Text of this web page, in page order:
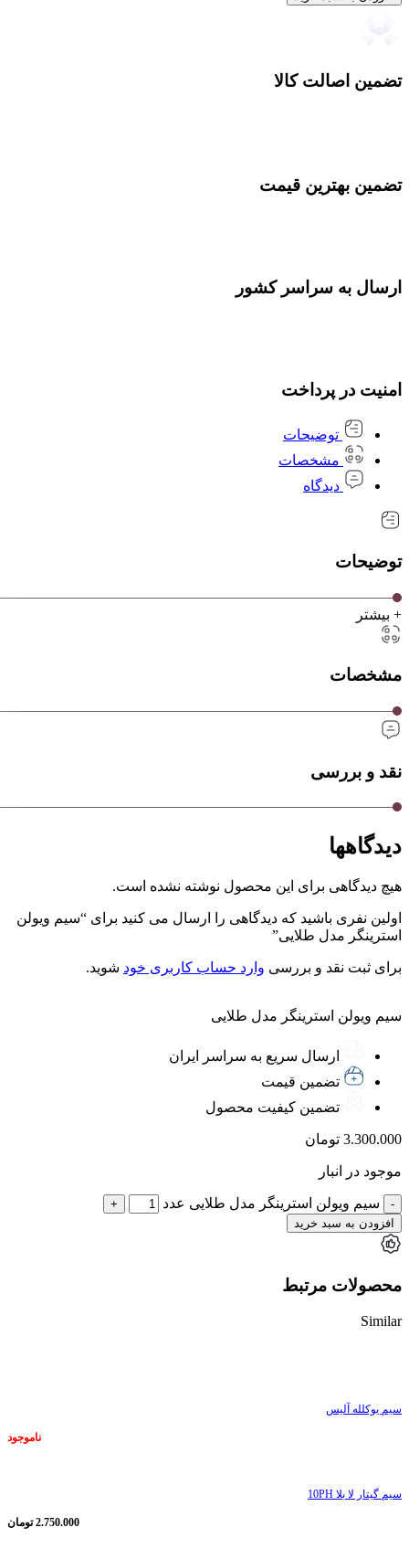
تضمین اصالت کالا
تضمین بهترین قیمت
ارسال به سراسر کشور
امنیت در پرداخت
توضیحات
مشخصات
دیدگاه
توضیحات
+ بیشتر
مشخصات
نقد و بررسی
دیدگاهها
هیچ دیدگاهی برای این محصول نوشته نشده است.
اولین نفری باشید که دیدگاهی را ارسال می کنید برای “سیم ویولن
استرینگر مدل طلایی”
برای ثبت نقد و بررسی وارد حساب کاربری خود شوید.
سیم ویولن استرینگر مدل طلایی
ارسال سریع به سراسر ایران
تضمین قیمت
تضمین کیفیت محصول
3.300.000 تومان
موجود در انبار
سیم ویولن استرینگر مدل طلایی عدد
افزودن به سبد خرید
محصولات مرتبط
Similar
سیم یوکلله آلیس
ناموجود
سیم گیتار لا بلا 10PH
2.750.000 تومان